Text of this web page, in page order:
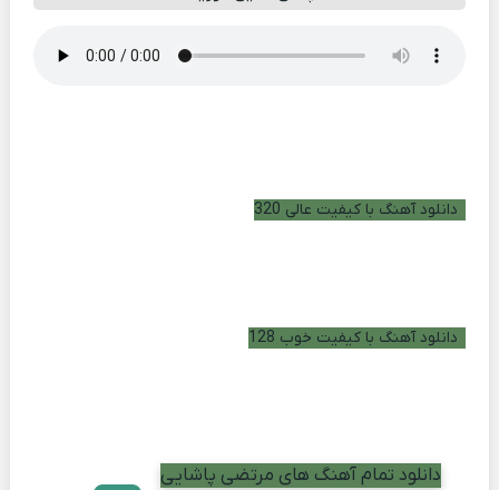
دانلود آهنگ با کیفیت عالی 320
دانلود آهنگ با کیفیت خوب 128
دانلود تمام آهنگ های مرتضی پاشایی